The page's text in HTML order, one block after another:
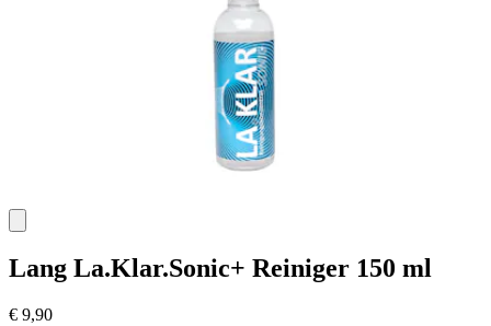
Lang La.Klar.Sonic+ Reiniger 150 ml
€ 9,90